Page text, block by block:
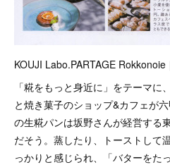
KOUJI Labo.PARTAGE Rokkonoie
「糀をもっと身近に」をテーマ
と焼き菓子のショップ&カフェが
の生糀パンは坂野さんが経営する
だそう。蒸したり、トーストして
っかりと感じられ、「バターをた